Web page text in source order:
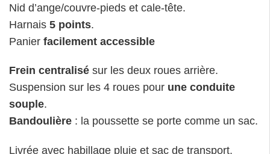
Nid d’ange/couvre-pieds et cale-tête.
Harnais 5 points.
Panier facilement accessible
Frein centralisé sur les deux roues arrière.
Suspension sur les 4 roues pour une conduite
souple.
Bandoulière : la poussette se porte comme un sac.
Livrée avec habillage pluie et sac de transport.